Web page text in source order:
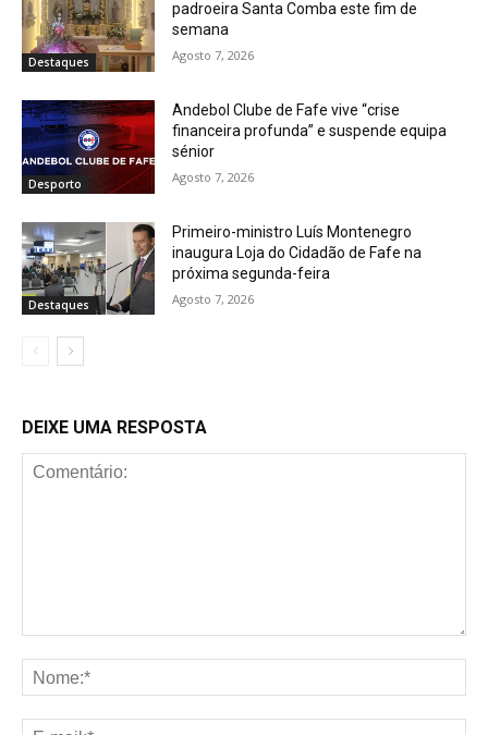
Destaques
padroeira Santa Comba este fim de
semana
Agosto 7, 2026
Desporto
Andebol Clube de Fafe vive “crise
financeira profunda” e suspende equipa
sénior
Agosto 7, 2026
Destaques
Primeiro-ministro Luís Montenegro
inaugura Loja do Cidadão de Fafe na
próxima segunda-feira
Agosto 7, 2026
DEIXE UMA RESPOSTA